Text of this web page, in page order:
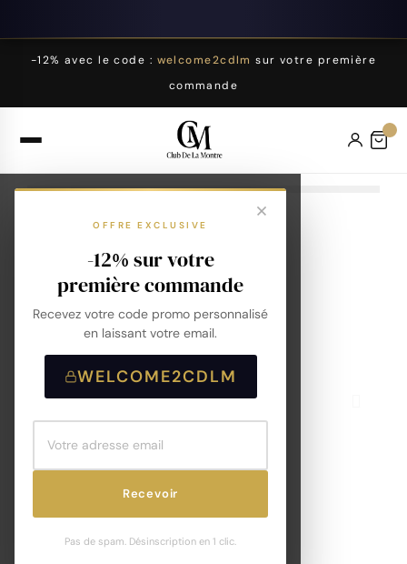
-12% avec le code : welcome2cdlm sur votre première
commande
OFFRE EXCLUSIVE
-12% sur votre
première commande
Recevez votre code promo personnalisé
en laissant votre email.
WELCOME2CDLM
Recevoir
Pas de spam. Désinscription en 1 clic.